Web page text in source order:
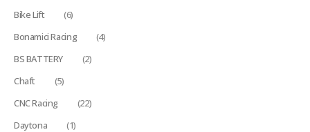
Bike Lift
(6)
Bonamici Racing
(4)
BS BATTERY
(2)
Chaft
(5)
CNC Racing
(22)
Daytona
(1)